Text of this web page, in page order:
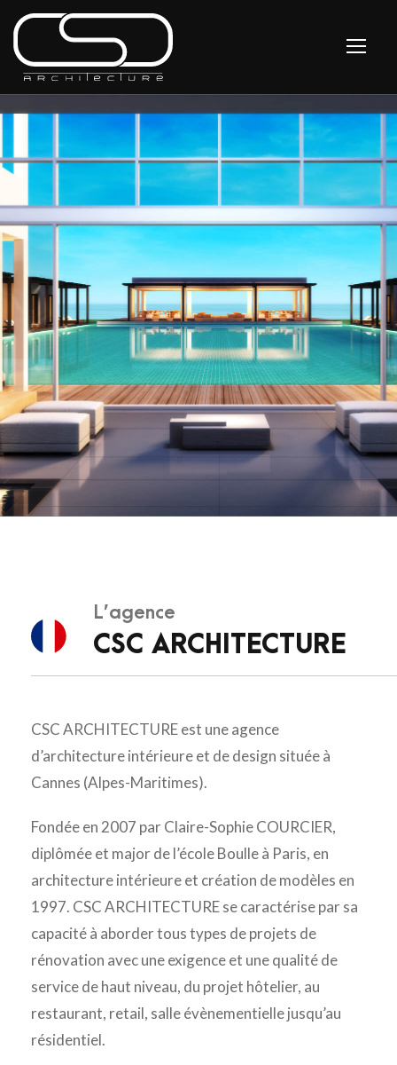
L’agence
CSC ARCHITECTURE
CSC ARCHITECTURE est une agence
d’architecture intérieure et de design située à
Cannes (Alpes-Maritimes).
Fondée en 2007 par Claire-Sophie COURCIER,
diplômée et major de l’école Boulle à Paris, en
architecture intérieure et création de modèles en
1997. CSC ARCHITECTURE se caractérise par sa
capacité à aborder tous types de projets de
rénovation avec une exigence et une qualité de
service de haut niveau, du projet hôtelier, au
restaurant, retail, salle évènementielle jusqu’au
résidentiel.